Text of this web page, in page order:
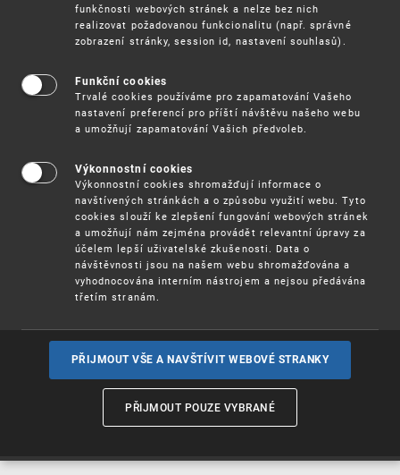
Vynálezy / Patenty
Užitnévzory
Ochrannéznámky
Označení původua zeměpisná
funkčnosti webových stránek a nelze bez nich
realizovat požadovanou funkcionalitu (např. správné
zobrazení stránky, session id, nastavení souhlasů).
Funkční cookies
Trvalé cookies používáme pro zapamatování Vašeho
nastavení preferencí pro příští návštěvu našeho webu
a umožňují zapamatování Vašich předvoleb.
Výkonnostní cookies
Výkonnostní cookies shromažďují informace o
navštívených stránkách a o způsobu využití webu. Tyto
cookies slouží ke zlepšení fungování webových stránek
a umožňují nám zejména provádět relevantní úpravy za
účelem lepší uživatelské zkušenosti. Data o
návštěvnosti jsou na našem webu shromažďována a
vyhodnocována interním nástrojem a nejsou předávána
třetím stranám.
PŘIJMOUT VŠE A NAVŠTÍVIT WEBOVÉ STRANKY
PŘIJMOUT POUZE VYBRANÉ